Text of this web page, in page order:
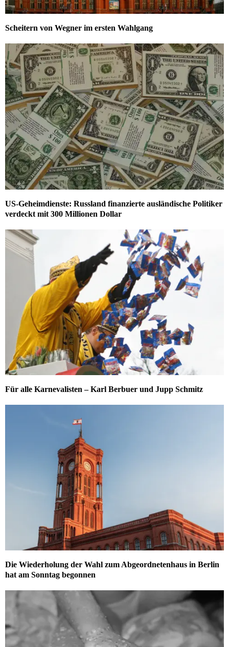
Scheitern von Wegner im ersten Wahlgang
US-Geheimdienste: Russland finanzierte ausländische Politiker
verdeckt mit 300 Millionen Dollar
Für alle Karnevalisten – Karl Berbuer und Jupp Schmitz
Die Wiederholung der Wahl zum Abgeordnetenhaus in Berlin
hat am Sonntag begonnen